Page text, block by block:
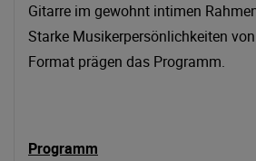
Gitarre im gewohnt intimen
Starke Musikerpersönlichkeiten
Format prägen das Programm.
Programm